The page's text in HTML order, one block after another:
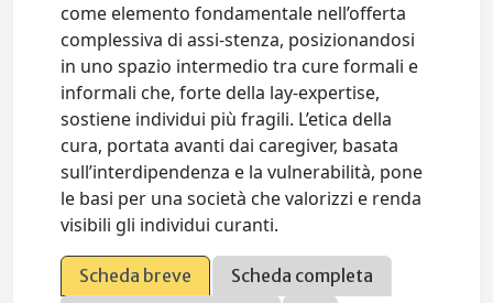
come elemento fondamentale nell’offerta
complessiva di assi-stenza, posizionandosi
in uno spazio intermedio tra cure formali e
informali che, forte della lay-expertise,
sostiene individui più fragili. L’etica della
cura, portata avanti dai caregiver, basata
sull’interdipendenza e la vulnerabilità, pone
le basi per una società che valorizzi e renda
visibili gli individui curanti.
Scheda breve
Scheda completa